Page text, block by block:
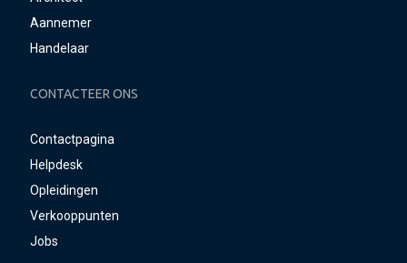
Aannemer
Handelaar
CONTACTEER ONS
Contactpagina
Helpdesk
Opleidingen
Verkooppunten
Jobs